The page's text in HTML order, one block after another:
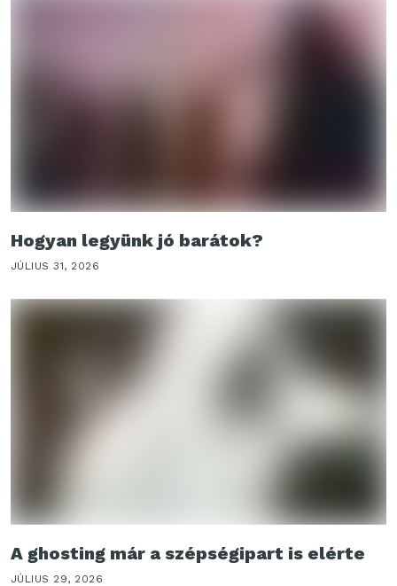
Hogyan legyünk jó barátok?
JÚLIUS 31, 2026
A ghosting már a szépségipart is elérte
JÚLIUS 29, 2026